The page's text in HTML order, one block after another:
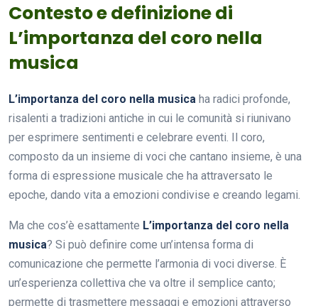
Contesto e definizione di
L’importanza del coro nella
musica
L’importanza del coro nella musica ha radici profonde,
risalenti a tradizioni antiche in cui le comunità si riunivano
per esprimere sentimenti e celebrare eventi. Il coro,
composto da un insieme di voci che cantano insieme, è una
forma di espressione musicale che ha attraversato le
epoche, dando vita a emozioni condivise e creando legami.
Ma che cos’è esattamente L’importanza del coro nella
musica? Si può definire come un’intensa forma di
comunicazione che permette l’armonia di voci diverse. È
un’esperienza collettiva che va oltre il semplice canto;
permette di trasmettere messaggi e emozioni attraverso